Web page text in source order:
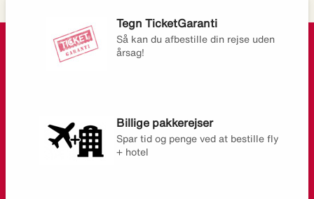
Tegn TicketGaranti
Så kan du afbestille din rejse uden
årsag!
Billige pakkerejser
Spar tid og penge ved at bestille fly
+ hotel